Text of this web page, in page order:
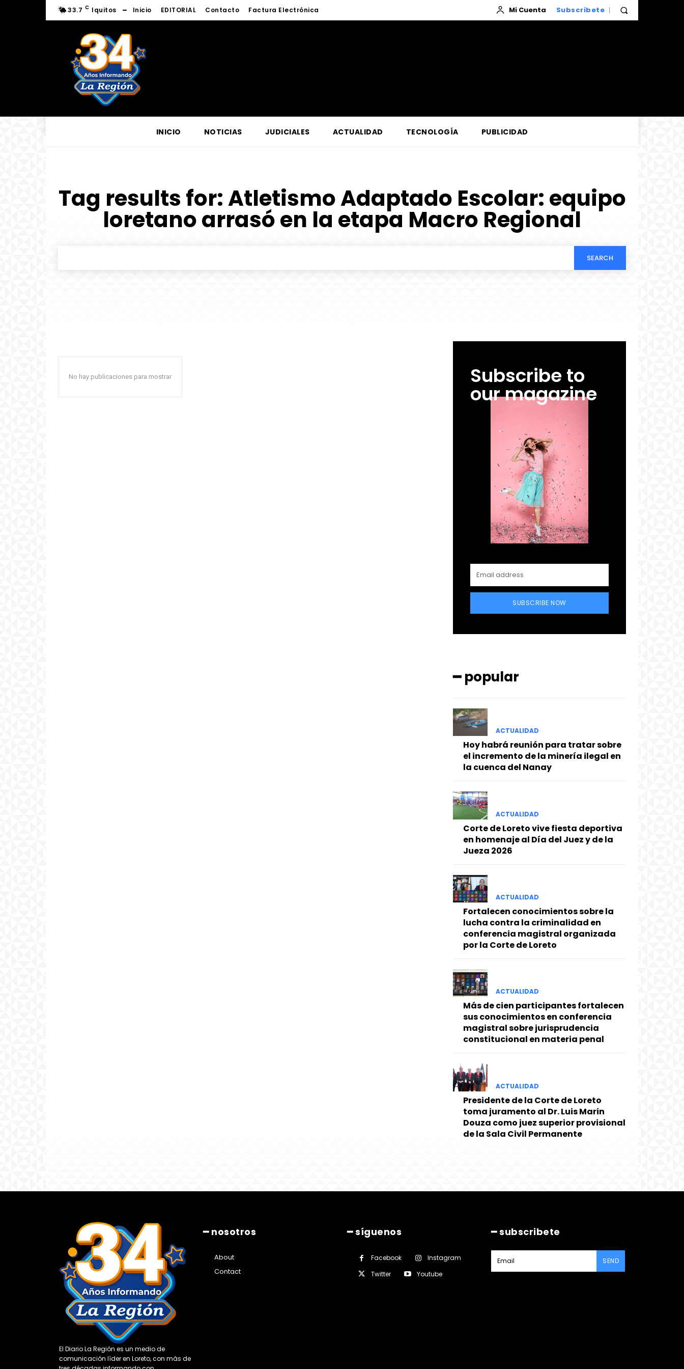
33.7 C Iquitos Inicio EDITORIAL Contacto Factura Electrónica Mi Cuenta Subscribete
INICIO NOTICIAS JUDICIALES ACTUALIDAD TECNOLOGÍA PUBLICIDAD
Tag results for:Atletismo Adaptado Escolar: equipo
loretano arrasó en la etapa Macro Regional
SEARCH
No hay publicaciones para mostrar Subscribe to
our magazine
SUBSCRIBE NOW
━ popular
ACTUALIDAD
Hoy habrá reunión para tratar sobre
el incremento de la minería ilegal en
la cuenca del Nanay
ACTUALIDAD
Corte de Loreto vive fiesta deportiva
en homenaje al Día del Juez y de la
Jueza 2026
ACTUALIDAD
Fortalecen conocimientos sobre la
lucha contra la criminalidad en
conferencia magistral organizada
por la Corte de Loreto
ACTUALIDAD
Más de cien participantes fortalecen
sus conocimientos en conferencia
magistral sobre jurisprudencia
constitucional en materia penal
ACTUALIDAD
Presidente de la Corte de Loreto
toma juramento al Dr. Luis Marin
Douza como juez superior provisional
de la Sala Civil Permanente
El Diario La Región es un medio de
comunicación líder en Loreto, con más de
━ nosotros
About
Contact
━ síguenos
Facebook
Instagram
Twitter
Youtube
━ subscribete
SEND